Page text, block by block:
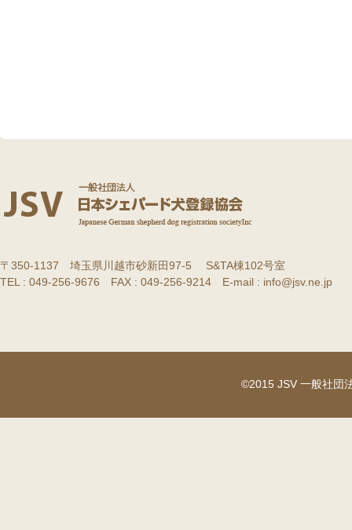
〒350-1137 埼玉県川越市砂新田97-5 S&TA棟102号室
TEL : 049-256-9676 FAX : 049-256-9214 E-mail : info@jsv.ne.jp
©2015 JSV 一般社団